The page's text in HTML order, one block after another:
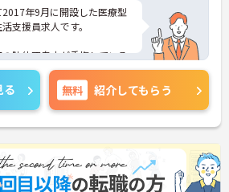
年9月に開設した医療型
支援員求人です。
肢体不自由が重複している
治療及び日常生活の指導す
の障害児福祉施設です。入
ため、医療法に規定する病
つという特徴があります。
法人なので、これまでの実
育体制が整っており、安心
だけます！
る 無料 紹介してもらう